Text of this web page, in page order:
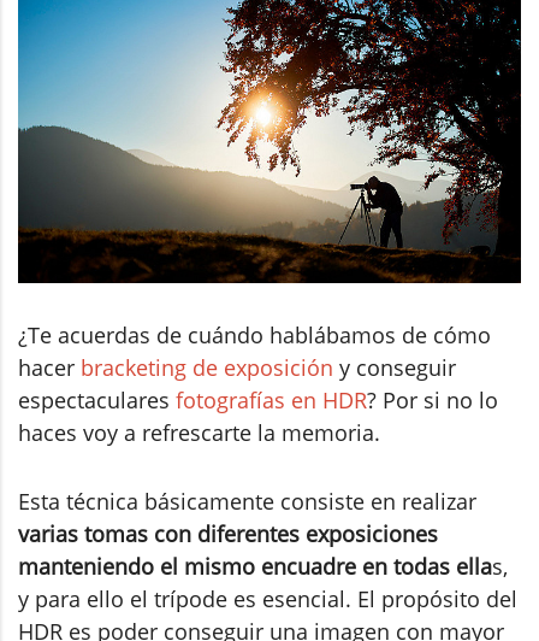
¿Te acuerdas de cuándo hablábamos de cómo
hacer bracketing de exposición y conseguir
espectaculares fotografías en HDR? Por si no lo
haces voy a refrescarte la memoria.
Esta técnica básicamente consiste en realizar
varias tomas con diferentes exposiciones
manteniendo el mismo encuadre en todas ellas,
y para ello el trípode es esencial. El propósito del
HDR es poder conseguir una imagen con mayor